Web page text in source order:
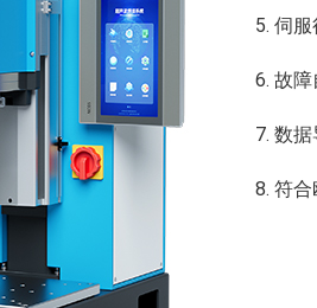
5. 伺
6. 故
7. 数
8. 符